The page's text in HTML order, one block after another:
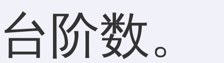
台阶数。